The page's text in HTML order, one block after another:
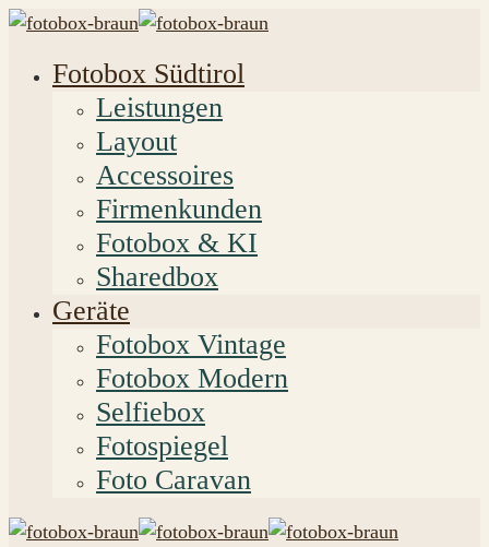
Fotobox Südtirol
Leistungen
Layout
Accessoires
Firmenkunden
Fotobox & KI
Sharedbox
Geräte
Fotobox Vintage
Fotobox Modern
Selfiebox
Fotospiegel
Foto Caravan